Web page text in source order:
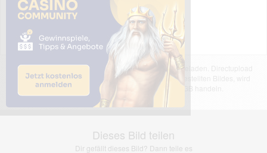
Das dargestellte Bild wurde von einem Nutzer hochgeladen. Directupload
übernimmt keinerlei Haftung für den Inhalt des dargestellten Bildes, wird
jedoch bei Verstößen nach §2(3) unserer AGB handeln.
Dieses Bild teilen
Dir gefällt dieses Bild? Dann teile es